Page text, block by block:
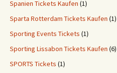
Spanien Tickets Kaufen (1)
Sparta Rotterdam Tickets Kaufen (1)
Sporting Events Tickets (1)
Sporting Lissabon Tickets Kaufen (6)
SPORTS Tickets (1)